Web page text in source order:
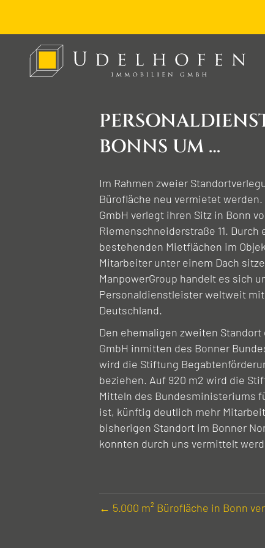
BONNS UM …
Im Rahmen zweier
Bürofläche neu vermietet
GmbH verlegt ihren Sitz in Bonn
Riemenschneiderstraße 11.
bestehenden Mietflächen im
Mitarbeiter unter einem Dach
ManpowerGroup handelt es sich
Personaldienstleister weltweit
Deutschland.
Den ehemaligen zweiten
GmbH inmitten des Bonner
wird die Stiftung
beziehen. Auf 920 m2 wird die
Mitteln des Bundesministeriums
ist, künftig deutlich mehr
bisherigen Standort im Bonner
konnten durch uns vermittelt
← 5.000 m² Büro­fläche in Bonn